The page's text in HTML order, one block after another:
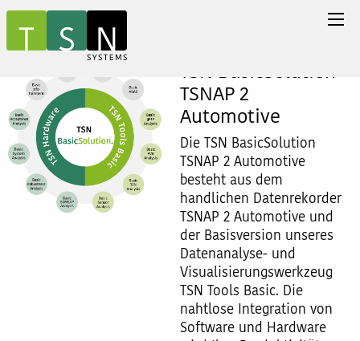
TSN BasicSolution
TSNAP 2
Automotive
Die TSN BasicSolution
TSNAP 2 Automotive
besteht aus dem
handlichen Datenrekorder
TSNAP 2 Automotive und
der Basisversion unseres
Datenanalyse- und
Visualisierungswerkzeug
TSN Tools Basic. Die
nahtlose Integration von
Software und Hardware